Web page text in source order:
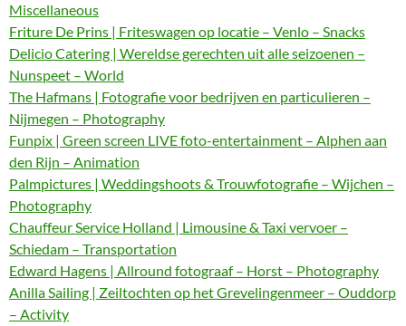
Miscellaneous
Friture De Prins | Friteswagen op locatie – Venlo – Snacks
Delicio Catering | Wereldse gerechten uit alle seizoenen –
Nunspeet – World
The Hafmans | Fotografie voor bedrijven en particulieren –
Nijmegen – Photography
Funpix | Green screen LIVE foto-entertainment – Alphen aan
den Rijn – Animation
Palmpictures | Weddingshoots & Trouwfotografie – Wijchen –
Photography
Chauffeur Service Holland | Limousine & Taxi vervoer –
Schiedam – Transportation
Edward Hagens | Allround fotograaf – Horst – Photography
Anilla Sailing | Zeiltochten op het Grevelingenmeer – Ouddorp
– Activity